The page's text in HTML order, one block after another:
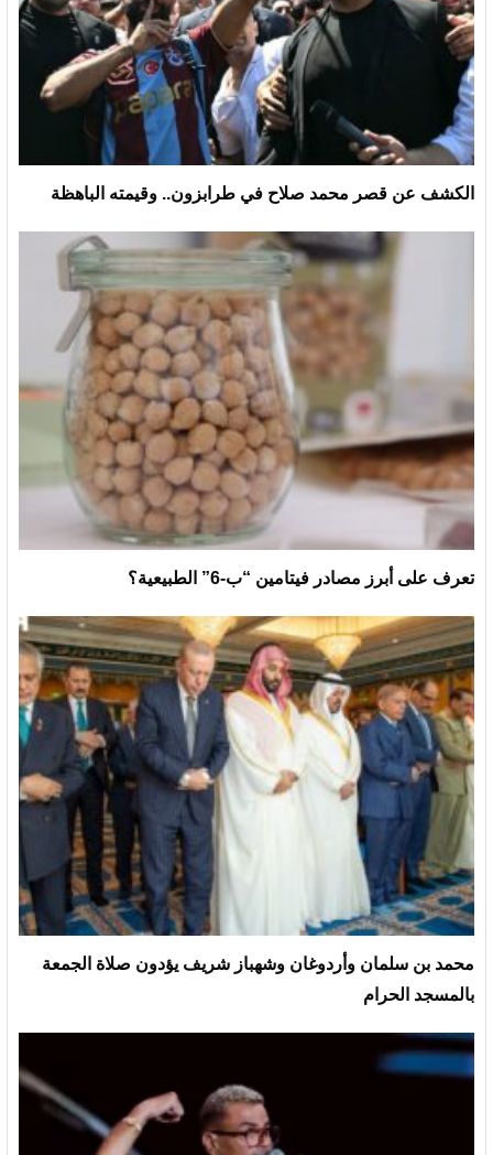
الكشف عن قصر محمد صلاح في طرابزون.. وقيمته الباهظة
تعرف على أبرز مصادر فيتامين “ب-6” الطبيعية؟
محمد بن سلمان وأردوغان وشهباز شريف يؤدون صلاة الجمعة
بالمسجد الحرام